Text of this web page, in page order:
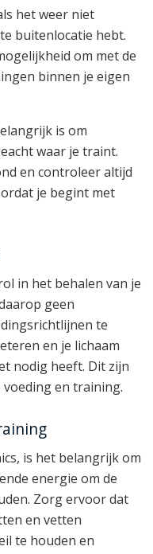
het weer niet
buitenlocatie hebt.
om met de
binnen je eigen
is om
waar je traint.
en controleer altijd
je begint met
in het behalen van je
geen
te
en je lichaam
nodig heeft. Dit zijn
en training.
is het belangrijk om
energie om de
Zorg ervoor dat
en vetten
te houden en